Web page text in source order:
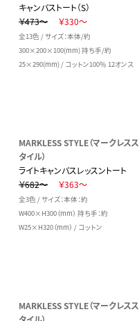
キャンバストート（S）
￥473～
￥330～
全13色 / サイズ：本体/約
300×200×100(mm) 持ち手/約
25×290(mm) / コットン100％ 12オンス
MARKLESS STYLE（マークレスス
タイル）
ライトキャンバスレッスントート
￥682～
￥363～
全3色 / サイズ：本体：約
W400×H300（mm） 持ち手：約
W25×H320（mm） / コットン
MARKLESS STYLE（マークレスス